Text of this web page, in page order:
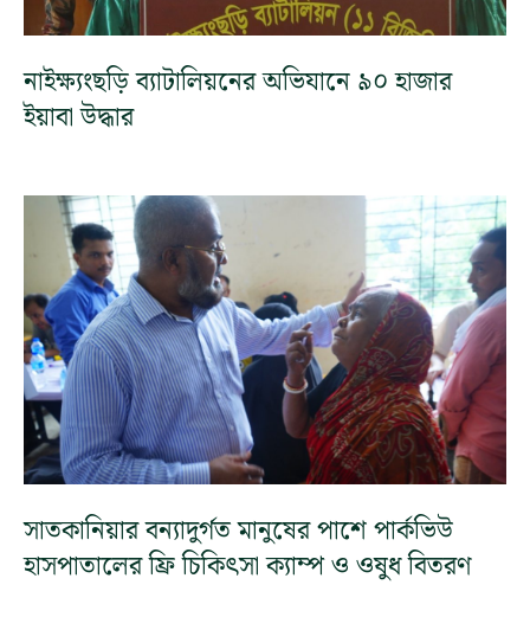
নাইক্ষ্যংছড়ি ব্যাটালিয়নের অভিযানে ৯০ হাজার
ইয়াবা উদ্ধার
সাতকানিয়ার বন্যাদুর্গত মানুষের পাশে পার্কভিউ
হাসপাতালের ফ্রি চিকিৎসা ক্যাম্প ও ওষুধ বিতরণ